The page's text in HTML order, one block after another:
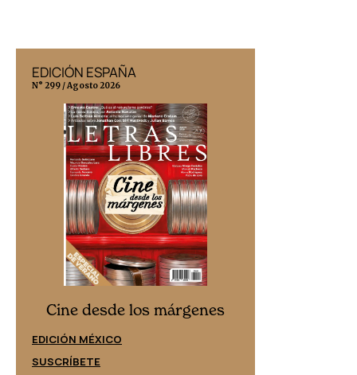
EDICIÓN ESPAÑA
N° 299 / Agosto 2026
Cine desde los márgenes
EDICIÓN MÉXICO
SUSCRÍBETE